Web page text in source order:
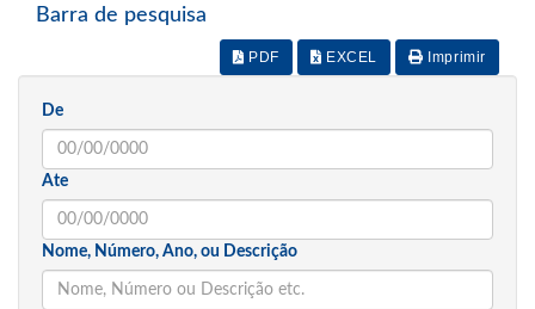
Barra de pesquisa
PDF EXCEL Imprimir
De
Ate
Nome, Número, Ano, ou Descrição